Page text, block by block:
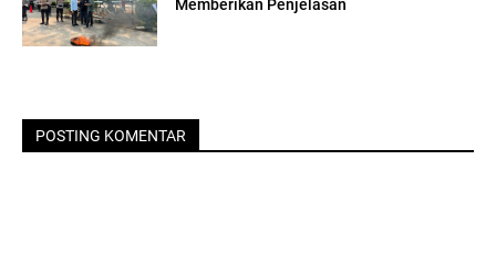
Memberikan Penjelasan
POSTING KOMENTAR